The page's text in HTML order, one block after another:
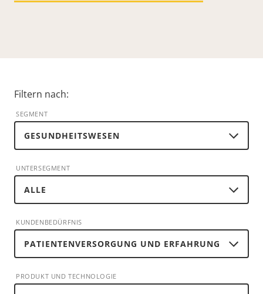
Filtern nach:
SEGMENT
UNTERSEGMENT
KUNDENBEDÜRFNIS
PRODUKT UND TECHNOLOGIE